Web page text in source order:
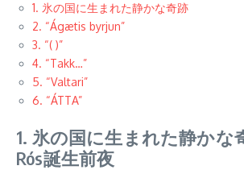
1. 氷の国に生まれた静かな奇跡
2. “Ágætis byrjun”
3. “( )”
4. “Takk…”
5. “Valtari”
6. “ÁTTA”
1. 氷の国に生まれた静かな
Rós誕生前夜